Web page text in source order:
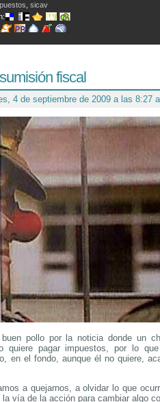
sicav
fiscal
4 de septiembre de 2009 a las 8:27
pollo por la noticia donde un
quiere pagar impuestos, por lo
en el fondo, aunque él no quiere,
a quejarnos, a olvidar lo que
vía de la acción para cambiar algo